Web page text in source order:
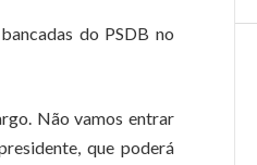
do PSDB no
Não vamos entrar
que poderá